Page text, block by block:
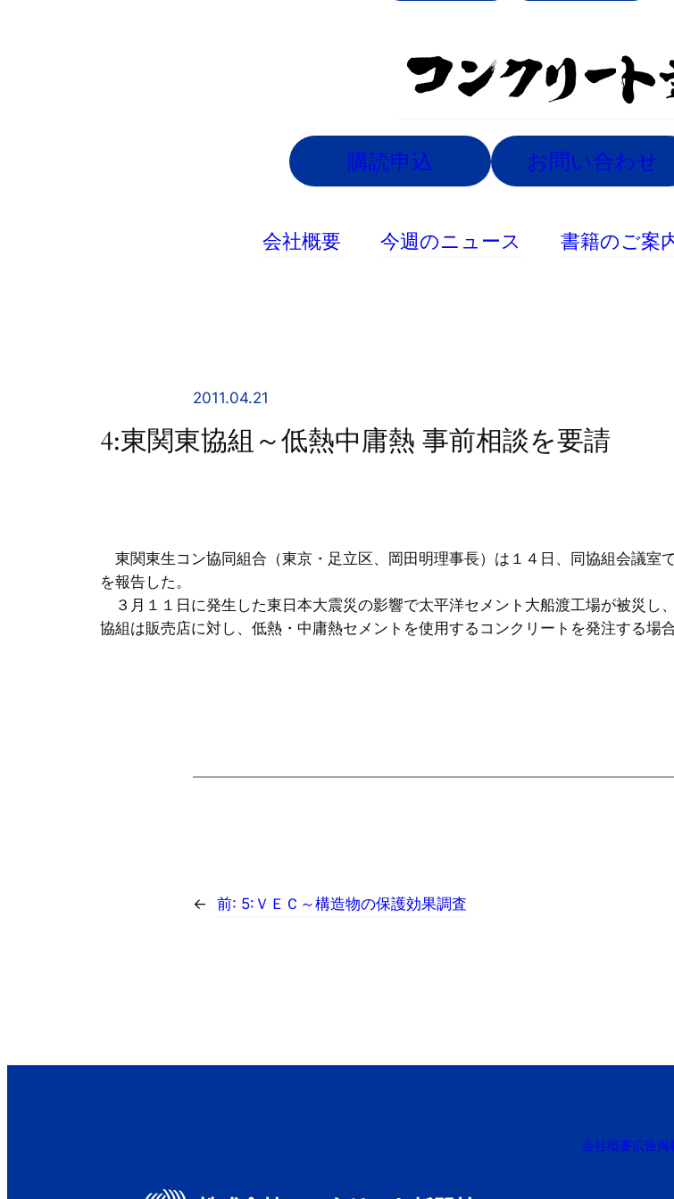
購読申込 お問い合わせ
会社概要 今週のニュース 書籍のご案
2011.04.21
4:東関東協組～低熱中庸熱 事前相談を要請
東関東生コン協同組合（東京・足立区、岡田明理事長）は１４日、同協組会議室
を報告した。
３月１１日に発生した東日本大震災の影響で太平洋セメント大船渡工場が被災し
協組は販売店に対し、低熱・中庸熱セメントを使用するコンクリートを発注する場
← 前: 5:ＶＥＣ～構造物の保護効果調査
会社概要広告掲